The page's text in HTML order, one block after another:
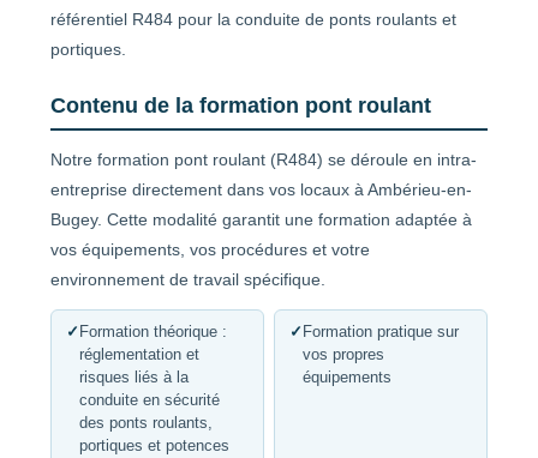
référentiel R484 pour la conduite de ponts roulants et
portiques.
Contenu de la formation pont roulant
Notre formation pont roulant (R484) se déroule en intra-
entreprise directement dans vos locaux à Ambérieu-en-
Bugey. Cette modalité garantit une formation adaptée à
vos équipements, vos procédures et votre
environnement de travail spécifique.
✓ Formation théorique :
réglementation et
risques liés à la
conduite en sécurité
des ponts roulants,
portiques et potences
✓ Formation pratique sur
vos propres
équipements